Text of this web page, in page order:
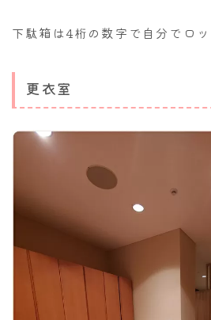
下駄箱は4桁の数字で自分でロッ
更衣室